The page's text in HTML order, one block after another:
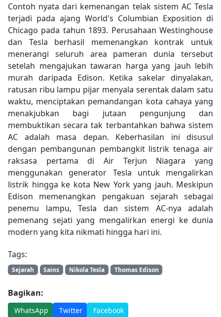
Contoh nyata dari kemenangan telak sistem AC Tesla
terjadi pada ajang World's Columbian Exposition di
Chicago pada tahun 1893. Perusahaan Westinghouse
dan Tesla berhasil memenangkan kontrak untuk
menerangi seluruh area pameran dunia tersebut
setelah mengajukan tawaran harga yang jauh lebih
murah daripada Edison. Ketika sakelar dinyalakan,
ratusan ribu lampu pijar menyala serentak dalam satu
waktu, menciptakan pemandangan kota cahaya yang
menakjubkan bagi jutaan pengunjung dan
membuktikan secara tak terbantahkan bahwa sistem
AC adalah masa depan. Keberhasilan ini disusul
dengan pembangunan pembangkit listrik tenaga air
raksasa pertama di Air Terjun Niagara yang
menggunakan generator Tesla untuk mengalirkan
listrik hingga ke kota New York yang jauh. Meskipun
Edison memenangkan pengakuan sejarah sebagai
penemu lampu, Tesla dan sistem AC-nya adalah
pemenang sejati yang mengalirkan energi ke dunia
modern yang kita nikmati hingga hari ini.
Tags:
Sejarah Sains Nikola Tesla Thomas Edison
Bagikan:
WhatsApp Twitter Facebook